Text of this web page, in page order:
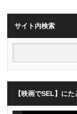
サイト内検索
【映画でSEL】に